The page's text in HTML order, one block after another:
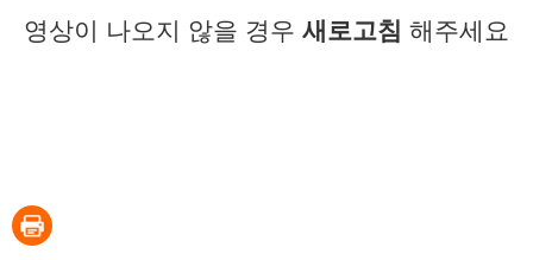
영상이 나오지 않을 경우 새로고침 해주세요